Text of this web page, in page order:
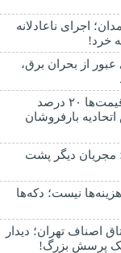
اجرای ناعادلانه
خرد!
از بحران برق،
خبر خوش برای بازار میوه؛ قیمت‌ها ۲۰ درصد
بارفروشان
مجریان دیگر پشت
نیست؛ دکه‌ها
اصناف تهران؛ دیدار
یک پرسش بزرگ!